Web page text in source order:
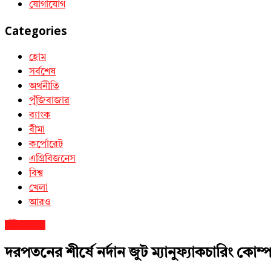
যোগাযোগ
Categories
হোম
সর্বশেষ
অর্থনীতি
পুঁজিবাজার
ব্যাংক
বীমা
কর্পোরেট
এগ্রিবিজনেস
বিশ্ব
খেলা
আরও
দরপতনের শীর্ষে নর্দান জুট ম্যানুফ্যাকচারিং